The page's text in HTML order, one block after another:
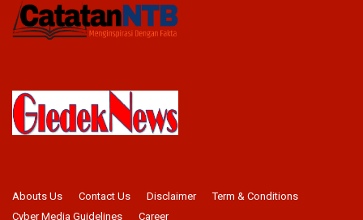
Abouts Us Contact Us Disclaimer
Term & Conditions
Cyber Media Guidelines
Career